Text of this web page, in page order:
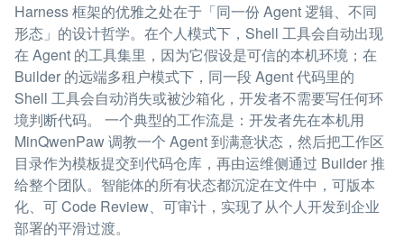
Harness 框架的优雅之处在于「同一份 Agent 逻辑、不同
形态」的设计哲学。在个人模式下，Shell 工具会自动出现
在 Agent 的工具集里，因为它假设是可信的本机环境；在
Builder 的远端多租户模式下，同一段 Agent 代码里的
Shell 工具会自动消失或被沙箱化，开发者不需要写任何环
境判断代码。 一个典型的工作流是：开发者先在本机用
MinQwenPaw 调教一个 Agent 到满意状态，然后把工作区
目录作为模板提交到代码仓库，再由运维侧通过 Builder 推
给整个团队。智能体的所有状态都沉淀在文件中，可版本
化、可 Code Review、可审计，实现了从个人开发到企业
部署的平滑过渡。